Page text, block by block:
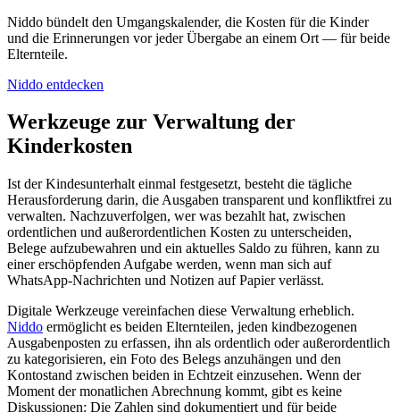
Niddo bündelt den Umgangskalender, die Kosten für die Kinder
und die Erinnerungen vor jeder Übergabe an einem Ort — für beide
Elternteile.
Niddo entdecken
Werkzeuge zur Verwaltung der
Kinderkosten
Ist der Kindesunterhalt einmal festgesetzt, besteht die tägliche
Herausforderung darin, die Ausgaben transparent und konfliktfrei zu
verwalten. Nachzuverfolgen, wer was bezahlt hat, zwischen
ordentlichen und außerordentlichen Kosten zu unterscheiden,
Belege aufzubewahren und ein aktuelles Saldo zu führen, kann zu
einer erschöpfenden Aufgabe werden, wenn man sich auf
WhatsApp-Nachrichten und Notizen auf Papier verlässt.
Digitale Werkzeuge vereinfachen diese Verwaltung erheblich.
Niddo ermöglicht es beiden Elternteilen, jeden kindbezogenen
Ausgabenposten zu erfassen, ihn als ordentlich oder außerordentlich
zu kategorisieren, ein Foto des Belegs anzuhängen und den
Kontostand zwischen beiden in Echtzeit einzusehen. Wenn der
Moment der monatlichen Abrechnung kommt, gibt es keine
Diskussionen: Die Zahlen sind dokumentiert und für beide